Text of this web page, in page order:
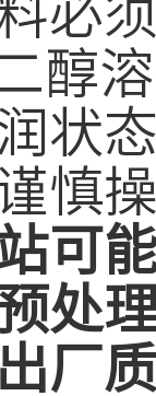
必
醇
状
慎
可
处
厂